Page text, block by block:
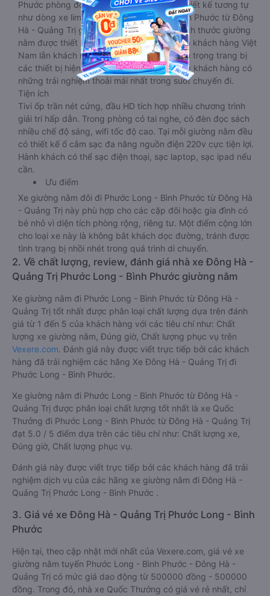
Phước phòng đôi limousine là dòng xe có thiết kế tương tự
như dòng xe limousine đi Phước Long - Bình Phước từ Đông
Hà - Quảng Trị giường phòng. Tuy nhiên kích thước giường
nằm được thiết kế rộng hơn, phù hợp với cả khách hàng Việt
Nam lẫn khách nước ngoài. Nhà xe vẫn chú trọng trang bị
các thiết bị hiện đại nhằm đảm bảo cho quý khách hàng có
những trải nghiệm thoải mái nhất trong suốt chuyến đi.
Tiện ích
Tivi ốp trần nét cứng, đầu HD tích hợp nhiều chương trình
giải trí hấp dẫn. Trong phòng có tai nghe, có đèn đọc sách
nhiều chế độ sáng, wifi tốc độ cao. Tại mỗi giường nằm đều
có thiết kế ổ cắm sạc đa năng nguồn điện 220v cực tiện lợi.
Hành khách có thể sạc điện thoại, sạc laptop, sạc ipad nếu
cần.
Ưu điểm
Xe giường nằm đôi đi Phước Long - Bình Phước từ Đông Hà
- Quảng Trị này phù hợp cho các cặp đôi hoặc gia đình có
bé nhỏ vì diện tích phòng rộng, riêng tư. Một điểm cộng lớn
cho loại xe này là không bắt khách dọc đường, tránh được
tình trạng bị nhồi nhét trong quá trình di chuyển.
2. Về chất lượng, review, đánh giá nhà xe Đông Hà -
Quảng Trị Phước Long - Bình Phước giường nằm
Xe giường nằm đi Phước Long - Bình Phước từ Đông Hà -
Quảng Trị tốt nhất được phân loại chất lượng dựa trên đánh
giá từ 1 đến 5 của khách hàng với các tiêu chí như: Chất
lượng xe giường nằm, Đúng giờ, Chất lượng phục vụ trên
Vexere.com. Đánh giá này được viết trực tiếp bởi các khách
hàng đã trải nghiệm các hãng Xe Đông Hà - Quảng Trị đi
Phước Long - Bình Phước.
Xe giường nằm đi Phước Long - Bình Phước từ Đông Hà -
Quảng Trị được phân loại chất lượng tốt nhất là xe Quốc
Thưởng đi Phước Long - Bình Phước từ Đông Hà - Quảng Trị
đạt 5.0 / 5 điểm dựa trên các tiêu chí như: Chất lượng xe,
Đúng giờ, Chất lượng phục vụ.
Đánh giá này được viết trực tiếp bởi các khách hàng đã trải
nghiệm dịch vụ của các hãng xe giường nằm đi Đông Hà -
Quảng Trị Phước Long - Bình Phước .
3. Giá vé xe Đông Hà - Quảng Trị Phước Long - Bình
Phước
Hiện tại, theo cập nhật mới nhất của Vexere.com, giá vé xe
giường nằm tuyến Phước Long - Bình Phước - Đông Hà -
Quảng Trị có mức giá dao động từ 500000 đồng - 500000
đồng. Trong đó, nhà xe Quốc Thưởng có giá vé rẻ nhất, chỉ